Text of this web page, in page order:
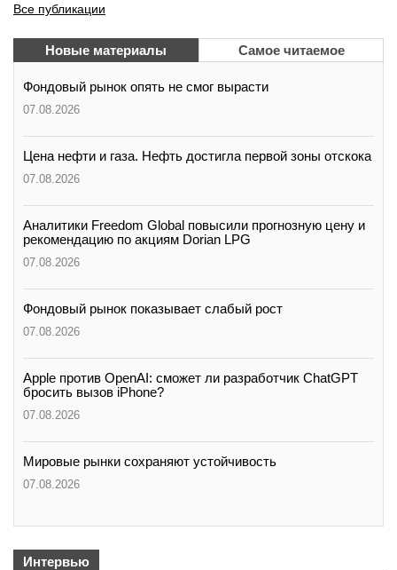
Все публикации
Новые материалы Самое читаемое
Фондовый рынок опять не смог вырасти
07.08.2026
Цена нефти и газа. Нефть достигла первой зоны отскока
07.08.2026
Аналитики Freedom Global повысили прогнозную цену и
рекомендацию по акциям Dorian LPG
07.08.2026
Фондовый рынок показывает слабый рост
07.08.2026
Apple против OpenAI: сможет ли разработчик ChatGPT
бросить вызов iPhone?
07.08.2026
Мировые рынки сохраняют устойчивость
07.08.2026
Интервью